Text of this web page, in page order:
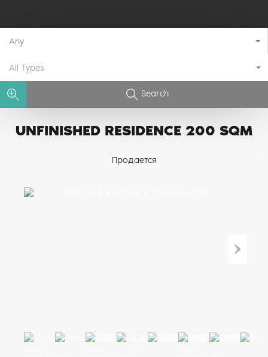
Any
All Types
Search
UNFINISHED RESIDENCE 200 SQM
Продается